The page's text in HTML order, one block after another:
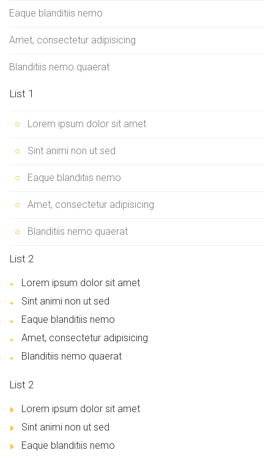
Eaque blanditiis nemo
Amet, consectetur adipisicing
Blanditiis nemo quaerat
List 1
Lorem ipsum dolor sit amet
Sint animi non ut sed
Eaque blanditiis nemo
Amet, consectetur adipisicing
Blanditiis nemo quaerat
List 2
Lorem ipsum dolor sit amet
Sint animi non ut sed
Eaque blanditiis nemo
Amet, consectetur adipisicing
Blanditiis nemo quaerat
List 2
Lorem ipsum dolor sit amet
Sint animi non ut sed
Eaque blanditiis nemo